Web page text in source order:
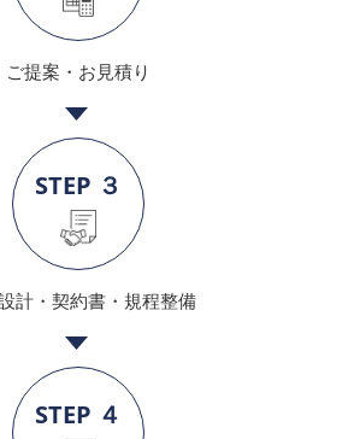
ご提案・お見積り
STEP ３
計・契約書・規程整備
STEP ４